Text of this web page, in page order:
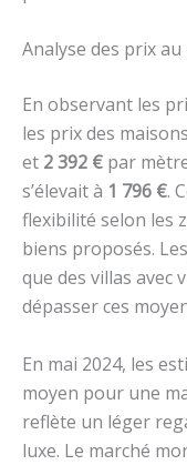
Analyse des prix
En observant les
les prix des
et 2 392 € par
s’élevait à 1 796 €.
flexibilité selon les
biens proposés.
que des villas avec
dépasser ces
En mai 2024, les
moyen pour une
reflète un léger
luxe. Le marché